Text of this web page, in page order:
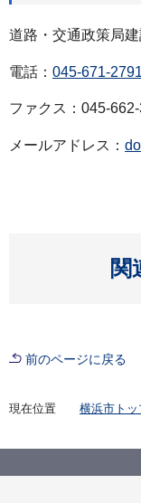
道路・交通政策局
電話： 045-671-2791
ファクス：045-
メールアドレス：
関
前のページに戻る
現在位置 横浜市トッ
「ヨコハ
賞作品決定